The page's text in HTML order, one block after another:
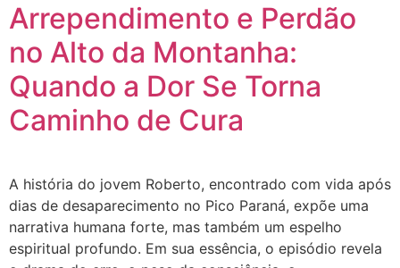
Arrependimento e Perdão
no Alto da Montanha:
Quando a Dor Se Torna
Caminho de Cura
A história do jovem Roberto, encontrado com vida após
dias de desaparecimento no Pico Paraná, expõe uma
narrativa humana forte, mas também um espelho
espiritual profundo. Em sua essência, o episódio revela